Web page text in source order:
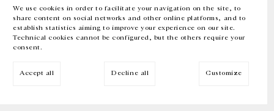
We use cookies in order to facilitate your navigation on the site, to
share content on social networks and other online platforms, and to
establish statistics aiming to improve your experience on our site.
Technical cookies cannot be configured, but the others require your
consent.
Accept all Decline all Customize
EN FR 中文 Facebook Instagram
Inscrivez-vous à notre newsletter